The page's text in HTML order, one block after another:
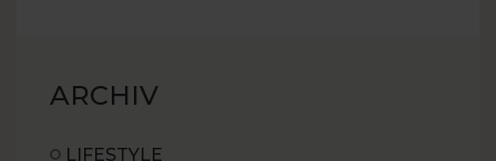
ARCHIV
LIFESTYLE